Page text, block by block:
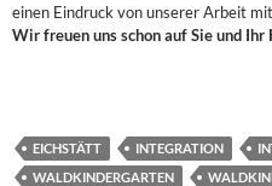
einen Eindruck von unserer Arbeit
Wir freuen uns schon auf Sie und Ihr
EICHSTÄTT INTEGRATION
WALDKINDERGARTEN